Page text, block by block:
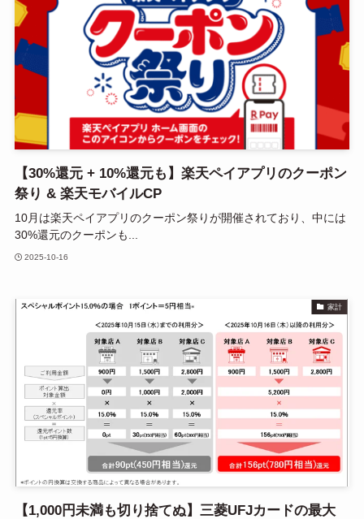
【30%還元 + 10%還元も】楽天ペイアプリのクーポン
祭り & 楽天モバイルCP
10月は楽天ペイアプリのクーポン祭りが開催されており、中には
30%還元のクーポンも...
2025-10-16
家計
【1,000円未満も切り捨てぬ】三菱UFJカードの最大